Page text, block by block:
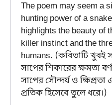
The poem may seem a
hunting power of a
highlights the beauty of
killer instinct and the
humans. (কবিতাটি খুবই
সাপের শিকারের ক্ষমতা
সাপের সৌন্দর্য ও ক্ষিপ্রতা
প্রতিক হিসেবে তুলে ধরে।)